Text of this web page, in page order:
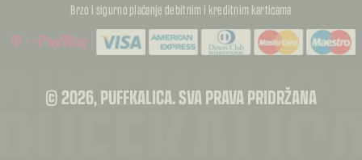
Brzo i sigurno plaćanje debitnim i kreditnim karticama
© 2026, PUFFKALICA. SVA PRAVA PRIDRŽANA